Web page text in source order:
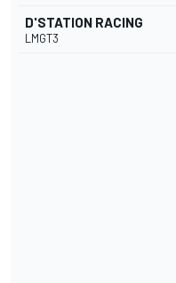
D'STATION RACING
LMGT3